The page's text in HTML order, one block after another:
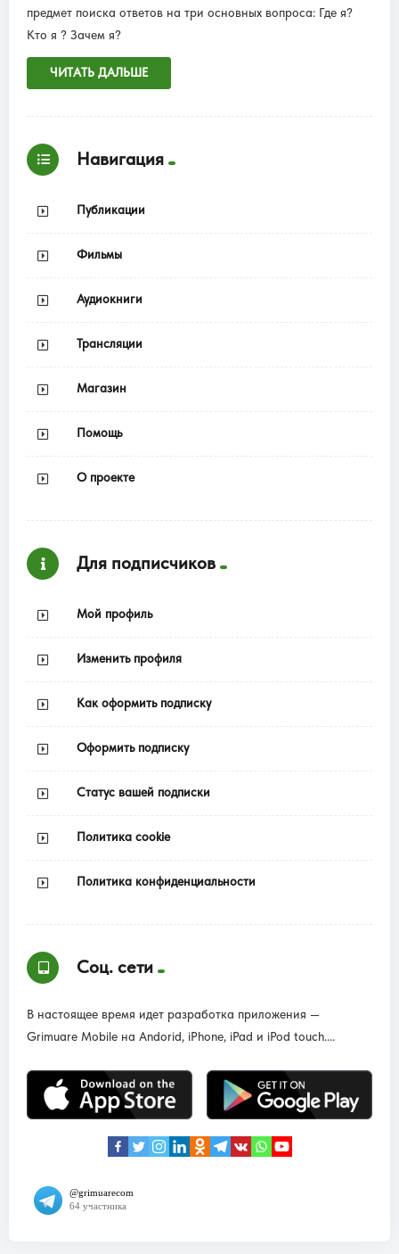
предмет поиска ответов на три основных вопроса: Где я?
Кто я ? Зачем я?
ЧИТАТЬ ДАЛЬШЕ
Навигация
Публикации
Фильмы
Аудиокниги
Трансляции
Магазин
Помощь
О проекте
Для подписчиков
Мой профиль
Изменить профиля
Как оформить подписку
Оформить подписку
Статус вашей подписки
Политика cookie
Политика конфиденциальности
Соц. сети
В настоящее время идет разработка приложения —
Grimuare Mobile на Andorid, iPhone, iPad и iPod touch....